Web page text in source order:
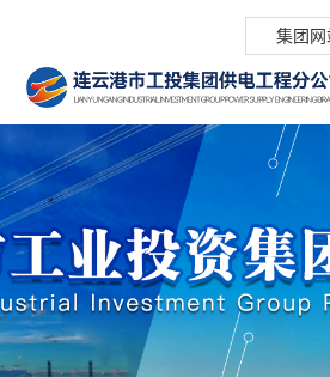
集团网